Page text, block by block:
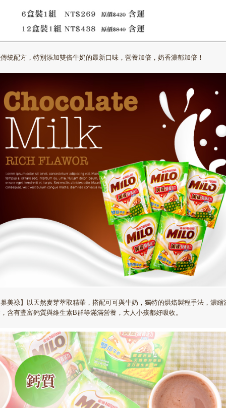
統配方，特別添加雙倍牛奶的最新口味，營養加倍，奶香濃郁加倍！
美祿】以天然麥芽萃取精華，搭配可可與牛奶，獨特的烘焙製程手法，濃縮
含有豐富鈣質與維生素B群等滿滿營養，大人小孩都好吸收。